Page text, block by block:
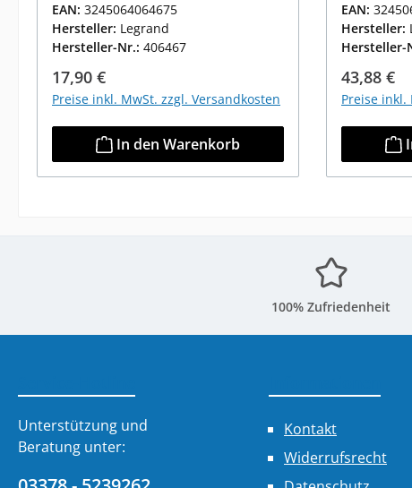
EAN: 3245064064675
Hersteller: Legrand
Hersteller-Nr.: 406467
Regulärer Preis:
17,90 €
Preise inkl. MwSt. zzgl. Versandkosten
In den Warenkorb
EAN:
Hersteller:
Hersteller-
Regulärer
43,88 €
Preise inkl.
100% Zufriedenheit
Unterstützung und
Beratung unter:
Kontakt
Widerrufsrecht